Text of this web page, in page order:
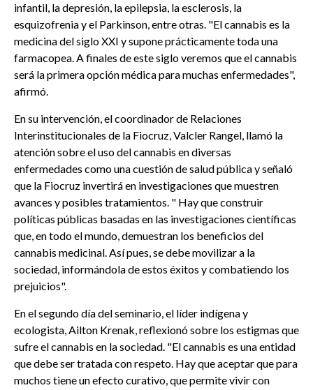
infantil, la depresión, la epilepsia, la esclerosis, la
esquizofrenia y el Parkinson, entre otras. "El cannabis es la
medicina del siglo XXI y supone prácticamente toda una
farmacopea. A finales de este siglo veremos que el cannabis
será la primera opción médica para muchas enfermedades",
afirmó.
En su intervención, el coordinador de Relaciones
Interinstitucionales de la Fiocruz, Valcler Rangel, llamó la
atención sobre el uso del cannabis en diversas
enfermedades como una cuestión de salud pública y señaló
que la Fiocruz invertirá en investigaciones que muestren
avances y posibles tratamientos. " Hay que construir
políticas públicas basadas en las investigaciones científicas
que, en todo el mundo, demuestran los beneficios del
cannabis medicinal. Así pues, se debe movilizar a la
sociedad, informándola de estos éxitos y combatiendo los
prejuicios".
En el segundo día del seminario, el líder indígena y
ecologista, Ailton Krenak, reflexionó sobre los estigmas que
sufre el cannabis en la sociedad. "El cannabis es una entidad
que debe ser tratada con respeto. Hay que aceptar que para
muchos tiene un efecto curativo, que permite vivir con